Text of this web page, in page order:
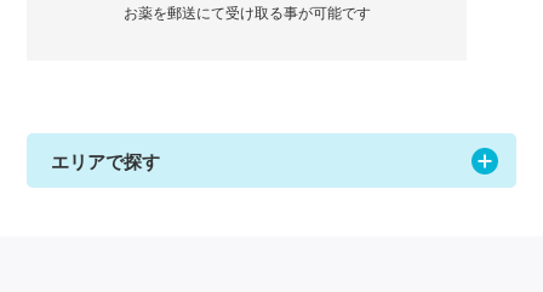
お薬を郵送にて受け取る事が可能です
エリアで探す